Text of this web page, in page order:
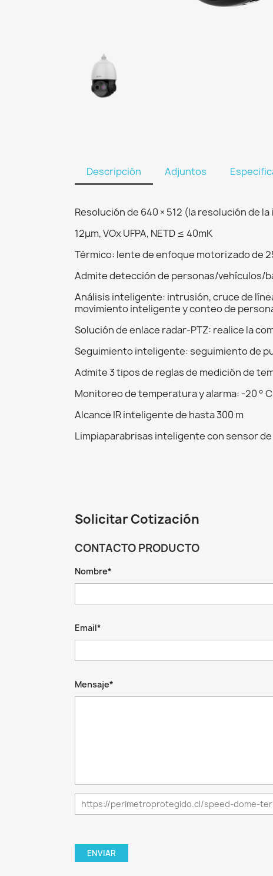
Descripción Adjuntos
Resolución de 640 × 512 (la resolución de
12μm, VOx UFPA, NETD ≤ 40mK
Térmico: lente de enfoque motorizado de
Admite detección de personas/vehículos/
Análisis inteligente: intrusión, cruce de
movimiento inteligente y conteo de
Solución de enlace radar-PTZ: realice la
Seguimiento inteligente: seguimiento de
Admite 3 tipos de reglas de medición de
Monitoreo de temperatura y alarma: -20 ° C
Alcance IR inteligente de hasta 300 m
Limpiaparabrisas inteligente con sensor de
Solicitar Cotización
CONTACTO PRODUCTO
Nombre*
Email*
Mensaje*